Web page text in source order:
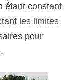
étant constant
les limites
pour